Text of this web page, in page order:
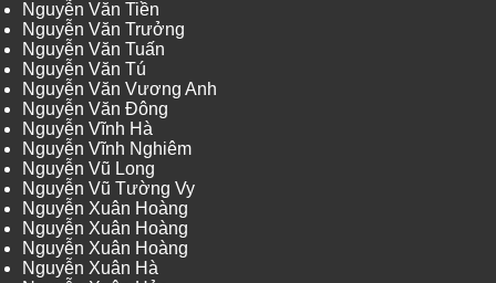
Nguyễn Văn Tiền
Nguyễn Văn Trưởng
Nguyễn Văn Tuấn
Nguyễn Văn Tú
Nguyễn Văn Vương Anh
Nguyễn Văn Đông
Nguyễn Vĩnh Hà
Nguyễn Vĩnh Nghiêm
Nguyễn Vũ Long
Nguyễn Vũ Tường Vy
Nguyễn Xuân Hoàng
Nguyễn Xuân Hoàng
Nguyễn Xuân Hoàng
Nguyễn Xuân Hà